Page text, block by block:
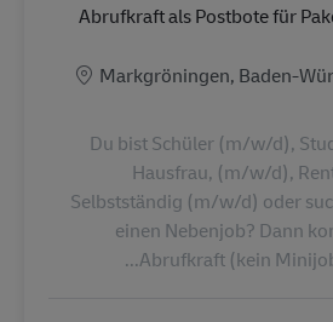
Abrufkraft als Postbote für
Markgröningen, Baden-
Du bist Schüler (m/w/d),
Hausfrau, (m/w/d),
Selbstständig (m/w/d) oder
einen Nebenjob? Dann
Abrufkraft (kein